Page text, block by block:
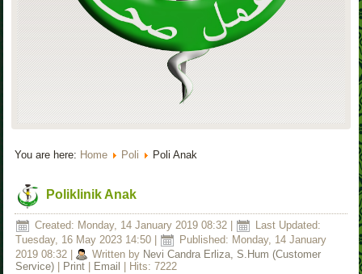
You are here: Home Poli Poli Anak
Poliklinik Anak
Created: Monday, 14 January 2019 08:32
Last Updated:
Tuesday, 16 May 2023 14:50
Published: Monday, 14 January
2019 08:32 | Written by Nevi Candra Erliza, S.Hum (Customer
Service)
Print Email
| Hits: 7222